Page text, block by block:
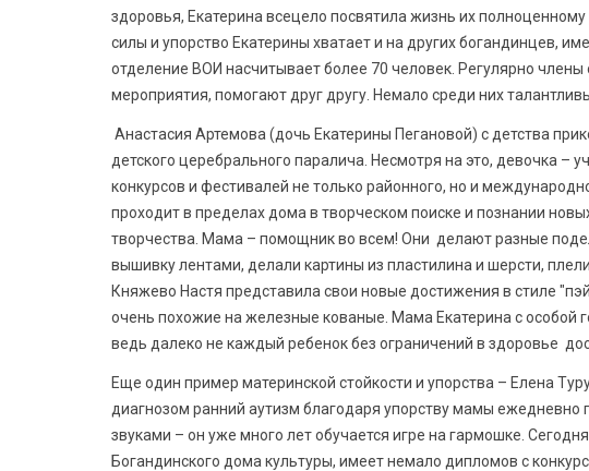
здоровья, Екатерина всецело посвятила жизнь их
силы и упорство Екатерины хватает и на других богандинцев,
отделение ВОИ насчитывает более 70 человек. Регулярно
мероприятия, помогают друг другу. Немало среди них
Анастасия Артемова (дочь Екатерины Пегановой) с детства
детского церебрального паралича. Несмотря на это, девочка –
конкурсов и фестивалей не только районного, но и
проходит в пределах дома в творческом поиске и познании
творчества. Мама – помощник во всем! Они делают разные
вышивку лентами, делали картины из пластилина и шерсти,
Княжево Настя представила свои новые достижения в стиле
очень похожие на железные кованые. Мама Екатерина с особой
ведь далеко не каждый ребенок без ограничений в здоровье
Еще один пример материнской стойкости и упорства – Елена
диагнозом ранний аутизм благодаря упорству мамы ежедневно
звуками – он уже много лет обучается игре на гармошке.
Богандинского дома культуры, имеет немало дипломов с